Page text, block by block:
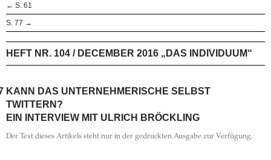
← S. 61
S. 77 →
HEFT NR. 104 / DECEMBER 2016 „DAS INDIVIDUUM“
KANN DAS UNTERNEHMERISCHE SELBST
TWITTERN?
EIN INTERVIEW MIT ULRICH BRÖCKLING
Der Text dieses Artikels steht nur in der gedruckten Ausgabe zur Verfügung.